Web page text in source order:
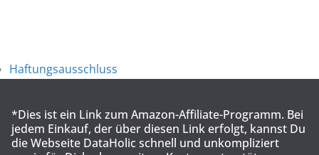
Haftungsausschluss
*Dies ist ein Link zum Amazon-Affiliate-Programm. Bei
jedem Einkauf, der über diesen Link erfolgt, kannst Du
die Webseite DataHolic schnell und unkompliziert